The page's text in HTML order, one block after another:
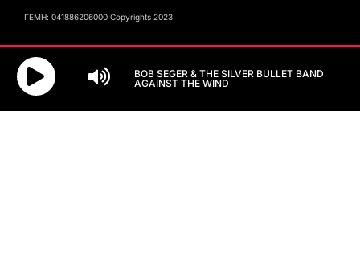
ΓΕΜΗ: 041886206000 Copyrights 2023
BOB SEGER & THE SILVER BULLET BAND
AGAINST THE WIND